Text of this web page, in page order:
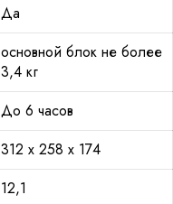
Да
основной блок не более
3,4 кг
До 6 часов
312 x 258 x 174
12,1